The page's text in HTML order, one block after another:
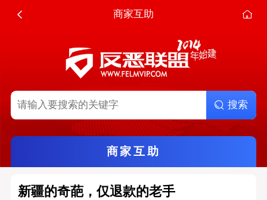
商家互助
搜索
商家互助
新疆的奇葩，仅退款的老手